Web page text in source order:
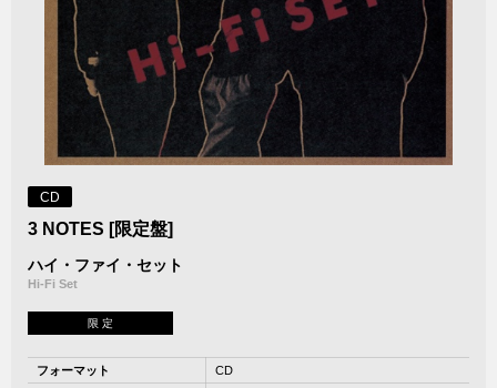
CD
3 NOTES [限定盤]
ハイ・ファイ・セット
Hi-Fi Set
限 定
フォーマット
CD